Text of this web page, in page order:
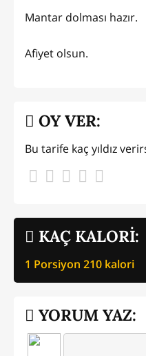
Mantar dolması hazır.
Afiyet olsun.
KAÇ KALORİ:
1 Porsiyon 210 kalori
OY VER:
Bu tarife kaç yıldız
YORUM YAZ: